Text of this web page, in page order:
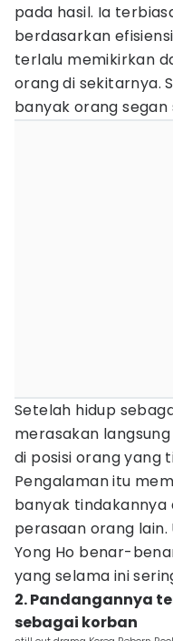
pada hasil. Ia
berdasarkan
terlalu memikirkan
orang di sekitarnya.
banyak orang
Setelah hidup
merasakan
di posisi orang yang
Pengalaman itu
banyak tindakannya
perasaan orang
Yong Ho benar-
yang selama ini
2. Pandangannya
sebagai korban